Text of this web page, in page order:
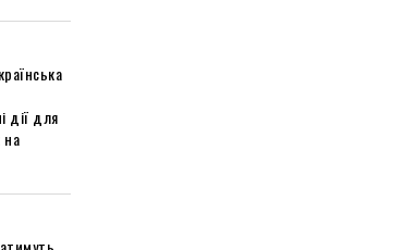
дії для
на